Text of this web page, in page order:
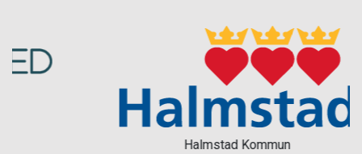
Halmstad Kommun